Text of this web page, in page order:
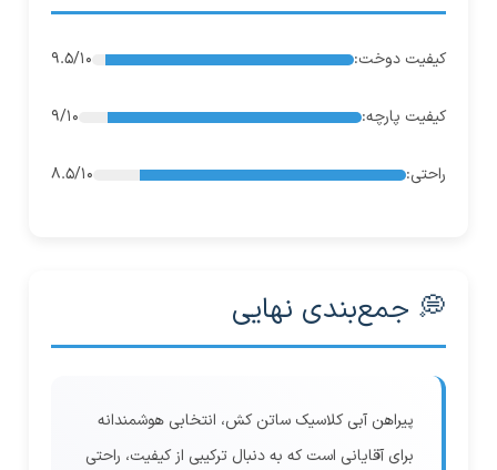
کیفیت دوخت: 9.5/10
کیفیت پارچه: 9/10
راحتی: 8.5/10
💭 جمع‌بندی نهایی
پیراهن آبی کلاسیک ساتن کش، انتخابی هوشمندانه
برای آقایانی است که به دنبال ترکیبی از کیفیت، راحتی